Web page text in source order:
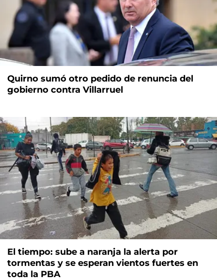
Quirno sumó otro pedido de renuncia del
gobierno contra Villarruel
El tiempo: sube a naranja la alerta por
tormentas y se esperan vientos fuertes en
toda la PBA